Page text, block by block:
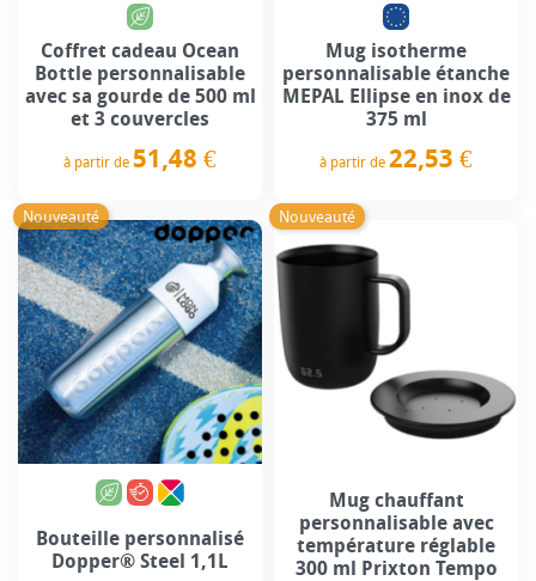
Coffret cadeau Ocean
Bottle personnalisable
avec sa gourde de 500 ml
et 3 couvercles
à partir de 51,48 €
Mug isotherme
personnalisable étanche
MEPAL Ellipse en inox de
375 ml
à partir de 22,53 €
Nouveauté
Bouteille personnalisé
Dopper® Steel 1,1L
Nouveauté
Mug chauffant
personnalisable avec
température réglable
300 ml Prixton Tempo